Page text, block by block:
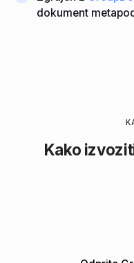
dokument
Kako